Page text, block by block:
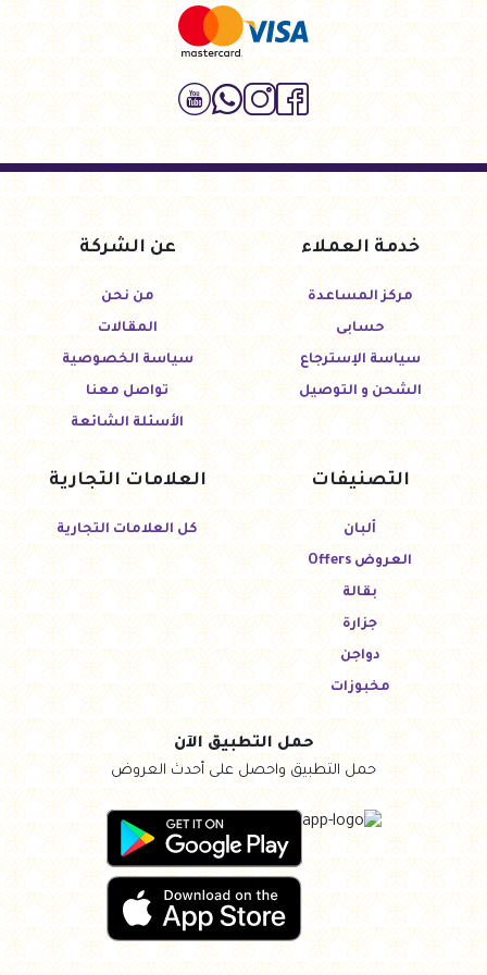
خدمة العملاء
مركز المساعدة
حسابى
سياسة الإسترجاع
الشحن و التوصيل
عن الشركة
من نحن
المقالات
سياسة الخصوصية
تواصل معنا
الأسئلة الشائعة
التصنيفات
ألبان
العروض Offers
بقالة
جزارة
دواجن
مخبوزات
العلامات التجارية
كل العلامات التجارية
حمل التطبيق الآن
حمل التطبيق واحصل على أحدث العروض